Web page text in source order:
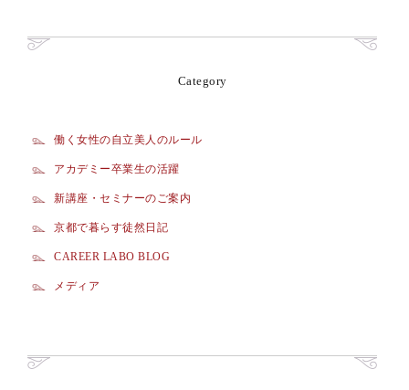
Category
働く女性の自立美人のルール
アカデミー卒業生の活躍
新講座・セミナーのご案内
京都で暮らす徒然日記
CAREER LABO BLOG
メディア